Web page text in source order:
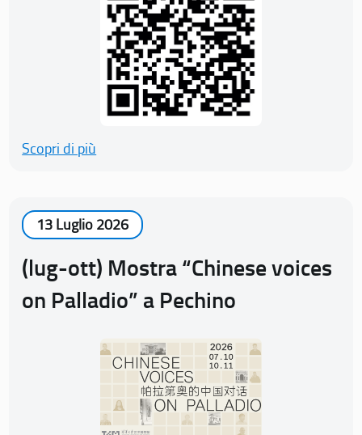
Scopri di più
13 Luglio 2026
(lug-ott) Mostra “Chinese voices
on Palladio” a Pechino